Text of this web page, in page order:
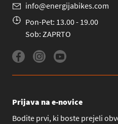
info@energijabikes.com
Pon-Pet: 13.00 - 19.00
Sob: ZAPRTO
Prijava na e-novice
Bodite prvi, ki boste prejeli